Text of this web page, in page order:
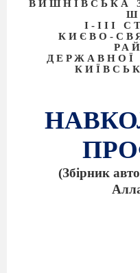
ВИШНІВСЬКА
І-ІІІ
КИЄВО-
ДЕРЖАВНОЇ
(Збірник